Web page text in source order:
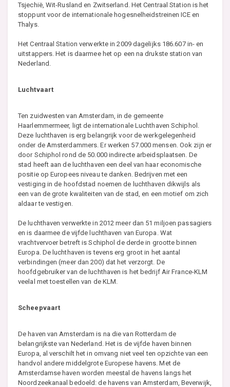
Tsjechië, Wit-Rusland en Zwitserland. Het Centraal Station is het
stoppunt voor de internationale hogesnelheidstreinen ICE en
Thalys.
Het Centraal Station verwerkte in 2009 dagelijks 186.607 in- en
uitstappers. Het is daarmee het op een na drukste station van
Nederland.
Luchtvaart
Ten zuidwesten van Amsterdam, in de gemeente
Haarlemmermeer, ligt de internationale Luchthaven Schiphol.
Deze luchthaven is erg belangrijk voor de werkgelegenheid
onder de Amsterdammers. Er werken 57.000 mensen. Ook zijn er
door Schiphol rond de 50.000 indirecte arbeidsplaatsen. De
stad heeft aan de luchthaven een deel van haar economische
positie op Europees niveau te danken. Bedrijven met een
vestiging in de hoofdstad noemen de luchthaven dikwijls als
een van de grote kwaliteiten van de stad, en een motief om zich
aldaar te vestigen.
De luchthaven verwerkte in 2012 meer dan 51 miljoen passagiers
en is daarmee de vijfde luchthaven van Europa. Wat
vrachtvervoer betreft is Schiphol de derde in grootte binnen
Europa. De luchthaven is tevens erg groot in het aantal
verbindingen (meer dan 200) dat het verzorgt. De
hoofdgebruiker van de luchthaven is het bedrijf Air France-KLM
veelal met toestellen van de KLM.
Scheepvaart
De haven van Amsterdam is na die van Rotterdam de
belangrijkste van Nederland. Het is de vijfde haven binnen
Europa, al verschilt het in omvang niet veel ten opzichte van een
handvol andere middelgrote Europese havens. Met de
Amsterdamse haven worden meestal de havens langs het
Noordzeekanaal bedoeld: de havens van Amsterdam, Beverwijk,